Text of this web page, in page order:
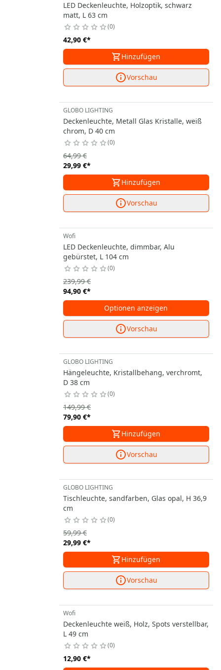
LED Deckenleuchte, Holzoptik, schwarz
matt, L 63 cm
0
42,90 €*
Hinzufügen
Vorschau
GLOBO LIGHTING
Deckenleuchte, Metall Glas Kristalle, weiß
chrom, D 40 cm
0
29,99 €*
64,99 €
Hinzufügen
Vorschau
Wofi
LED Deckenleuchte, dimmbar, Alu
gebürstet, L 104 cm
0
94,90 €*
239,99 €
Optionen anzeigen
Vorschau
GLOBO LIGHTING
Hängeleuchte, Kristallbehang, verchromt,
D 38 cm
0
79,90 €*
149,99 €
Hinzufügen
Vorschau
GLOBO LIGHTING
Tischleuchte, sandfarben, Glas opal, H 36,9
cm
0
29,99 €*
59,99 €
Hinzufügen
Vorschau
Wofi
Deckenleuchte weiß, Holz, Spots verstellbar,
L 49 cm
0
12,90 €*